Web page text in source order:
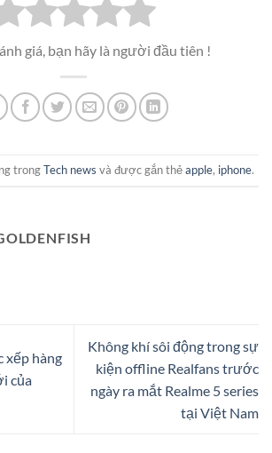
giá, bạn hãy là người đầu tiên !
trongTech news và được gắn thẻapple, iphone.
xếp hàng
của
Không khí sôi động trong sự
kiện offline Realfans trước
ngày ra mắt Realme 5 series
tại Việt Nam